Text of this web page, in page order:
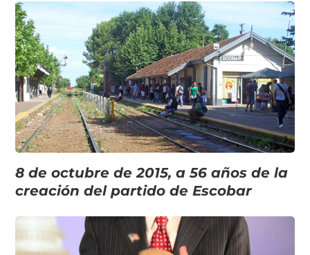
8 de octubre de 2015, a 56 años de la
creación del partido de Escobar